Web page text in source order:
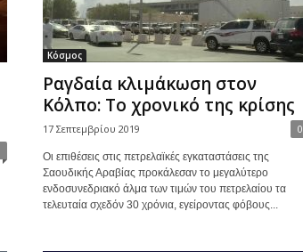
Κόσμος
Ραγδαία κλιμάκωση στον
Κόλπο: Το χρονικό της κρίσης
17 Σεπτεμβρίου 2019 0
Οι επιθέσεις στις πετρελαϊκές εγκαταστάσεις της
Σαουδικής Αραβίας προκάλεσαν το μεγαλύτερο
ενδοσυνεδριακό άλμα των τιμών του πετρελαίου τα
τελευταία σχεδόν 30 χρόνια, εγείροντας φόβους...